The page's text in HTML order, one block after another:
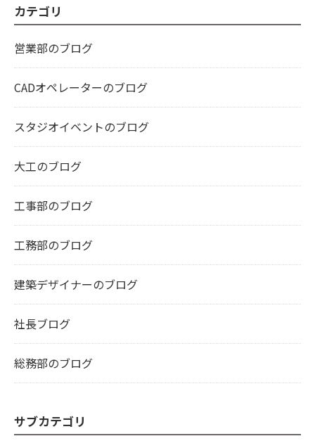
カテゴリ
営業部のブログ
CADオペレーターのブログ
スタジオイベントのブログ
大工のブログ
工事部のブログ
工務部のブログ
建築デザイナーのブログ
社長ブログ
総務部のブログ
サブカテゴリ